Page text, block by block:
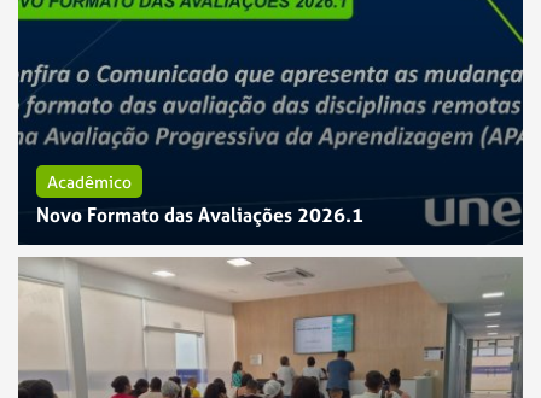
Acadêmico
Novo Formato das Avaliações 2026.1